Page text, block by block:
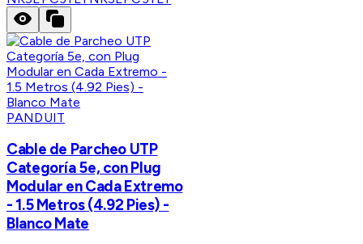
PANDUIT
Cable de Parcheo UTP
Categoría 5e, con Plug
Modular en Cada Extremo
- 1.5 Metros (4.92 Pies) -
Blanco Mate